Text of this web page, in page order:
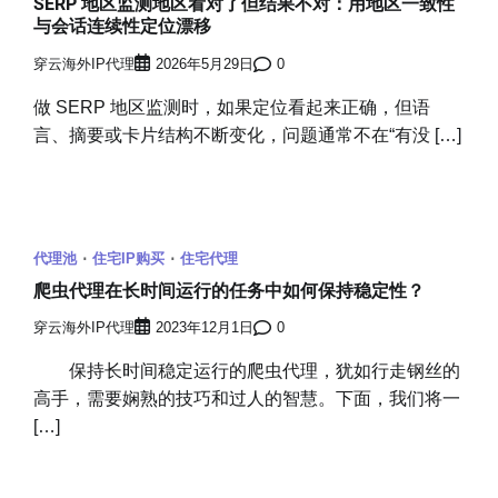
SERP 地区监测地区看对了但结果不对：用地区一致性
与会话连续性定位漂移
穿云海外IP代理 2026年5月29日 0
做 SERP 地区监测时，如果定位看起来正确，但语
言、摘要或卡片结构不断变化，问题通常不在“有没 […]
代理池 住宅IP购买 住宅代理
爬虫代理在长时间运行的任务中如何保持稳定性？
穿云海外IP代理 2023年12月1日 0
保持长时间稳定运行的爬虫代理，犹如行走钢丝的
高手，需要娴熟的技巧和过人的智慧。下面，我们将一
[…]